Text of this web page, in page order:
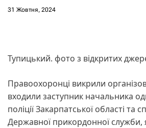
31 Жовтня, 2024
Тупицький. фото з відкритих
Правоохоронці викрили
входили заступник начальника
поліції Закарпатської області та
Державної прикордонної служби,